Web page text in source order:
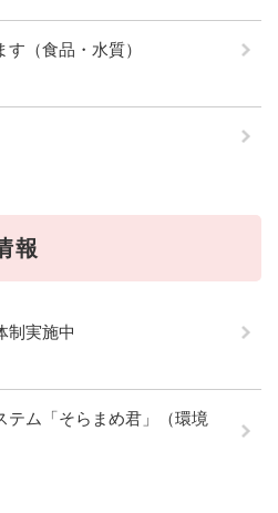
（食品・水質）
報
制実施中
テム「そらまめ君」（環境